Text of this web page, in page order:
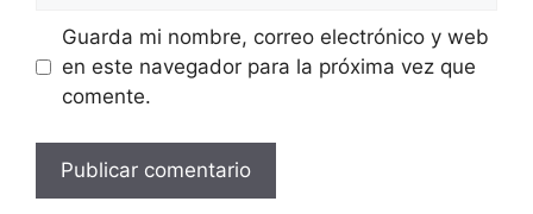
Guarda mi nombre, correo electrónico y web
en este navegador para la próxima vez que
comente.